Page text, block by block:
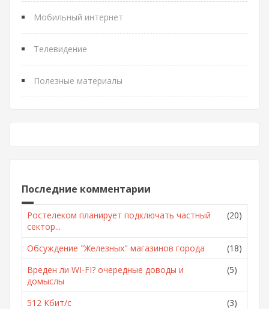
Мобильный интернет
Телевидение
Полезные материалы
Последние комментарии
Ростелеком планирует подключать частный
сектор...
(20)
Обсуждение "Железных" магазинов города
(18)
Вреден ли WI-FI? очередные доводы и
домыслы
(5)
512 Кбит/с
(3)